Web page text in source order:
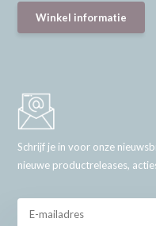
Winkel informatie
Schrijf je in voor onze
nieuwe productreleases,